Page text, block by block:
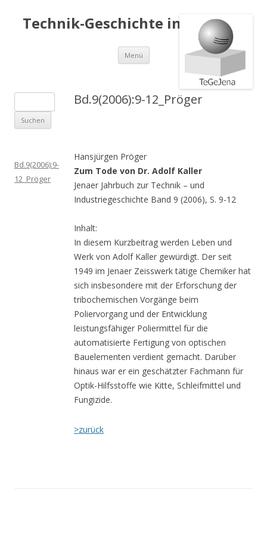
Technik-Geschichte in Jena e.V.
Menü Springe
Inhalt
Bd.9(2006):9-12_Pröger
Hansjürgen Pröger
Zum Tode von Dr. Adolf Kaller
Jenaer Jahrbuch zur Technik – und
Industriegeschichte Band 9 (2006), S. 9-12
Inhalt:
In diesem Kurzbeitrag werden Leben und
Werk von Adolf Kaller gewürdigt. Der seit
1949 im Jenaer Zeisswerk tätige Chemiker hat
sich insbesondere mit der Erforschung der
tribochemischen Vorgänge beim
Poliervorgang und der Entwicklung
leistungsfähiger Poliermittel für die
automatisierte Fertigung von optischen
Bauelementen verdient gemacht. Darüber
hinaus war er ein geschätzter Fachmann für
Optik-Hilfsstoffe wie Kitte, Schleifmittel und
Fungizide.
>zurück
u
c
n
a
Bd.9(2006):9-
12_Pröger